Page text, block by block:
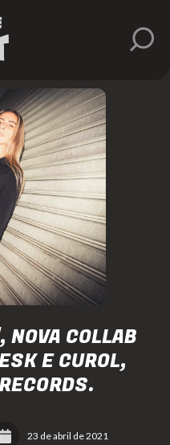
COLLAB
E CUROL,
23 de abril de 2021